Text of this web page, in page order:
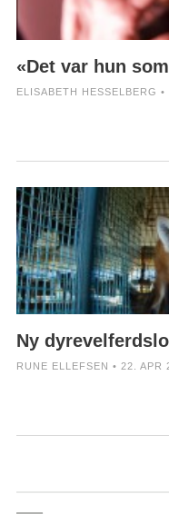
«Det var hun
ELISABETH HESSELBERG
Ny
RUNE ELLEFSEN • 22. APR